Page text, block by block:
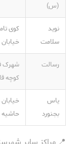
(س)
نوید
سلامت
کوی
خیابان
رسالت
شهرک
کوچه
یاس
بجنورد
حاشیه